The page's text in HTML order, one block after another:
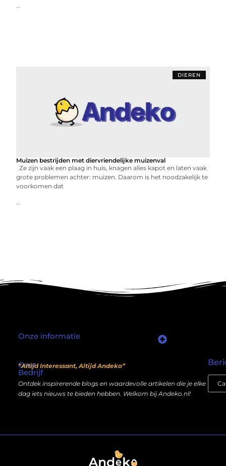
...
DIEREN
Muizen bestrijden met diervriendelijke muizenval
Ze zijn vaak een plaag in huis, knagen alles kapot en laten vaak
grote problemen achter: muizen. Daarom is het noodzakelijk te
voorkomen dat
...
Over
Bedrijf
“Altijd Interessant, Altijd Andeko”
Ontdek inspirerende blogs en waardevolle artikelen die je elke
dag iets nieuws te bieden hebben. Welkom bij Andeko.nl!
Onze informatie